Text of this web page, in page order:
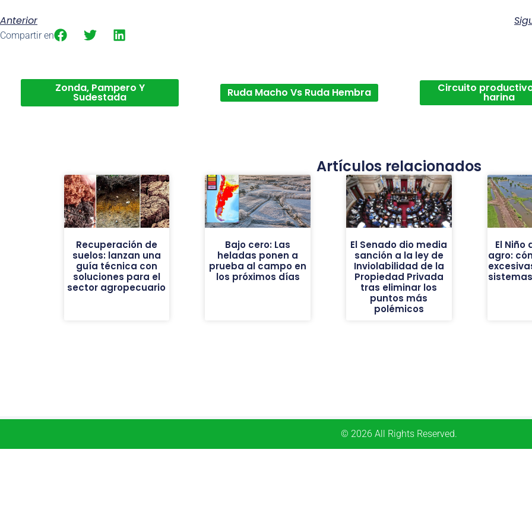
Anterior
Compartir en
Zonda, Pampero Y
Sudestada Ruda Macho Vs Ruda Hembra Circuito
harina
Artículos relacionados
Recuperación de
suelos: lanzan una
guía técnica con
soluciones para el
sector agropecuario
Bajo cero: Las
heladas ponen a
prueba al campo en
los próximos días
El Senado dio media
sanción a la ley de
Inviolabilidad de la
Propiedad Privada
tras eliminar los
puntos más
polémicos
El Niño
agro:
© 2026 All Rights Reserved.